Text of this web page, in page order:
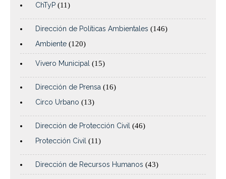
ChTyP (11)
Dirección de Políticas Ambientales (146)
Ambiente (120)
Vivero Municipal (15)
Dirección de Prensa (16)
Circo Urbano (13)
Dirección de Protección Civil (46)
Protección Civil (11)
Dirección de Recursos Humanos (43)